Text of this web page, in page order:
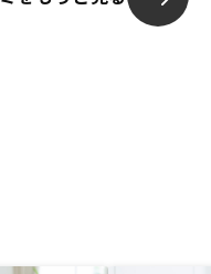
決め手となり